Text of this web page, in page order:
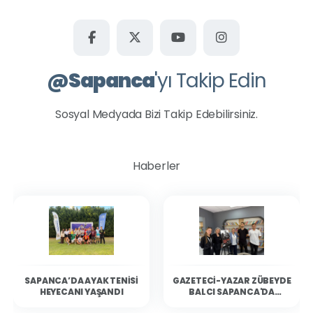
@Sapanca'yı Takip Edin
Sosyal Medyada Bizi Takip Edebilirsiniz.
Haberler
SAPANCA’DA AYAK TENISI
HEYECANI YAŞANDI
GAZETECI-YAZAR ZÜBEYDE
BALCI SAPANCA'DA